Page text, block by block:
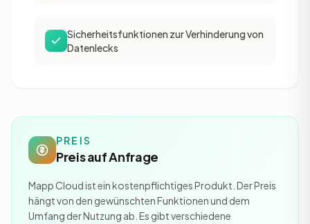
Sicherheitsfunktionen zur Verhinderung von
Datenlecks
PREIS
Preis auf Anfrage
Mapp Cloud ist ein kostenpflichtiges Produkt. Der Preis
hängt von den gewünschten Funktionen und dem
Umfang der Nutzung ab. Es gibt verschiedene